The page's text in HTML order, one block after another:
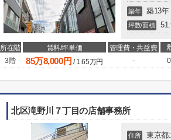
築年 築13年
坪数/面積
所在階 賃料/坪単価 管理費・共益費
3階
85万8,000円 /1.65万円 -
北区滝野川７丁目の店舗事務所
住所 東京都